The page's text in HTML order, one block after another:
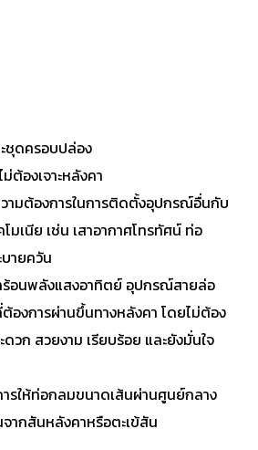
ชุดครอบปล่อง
ต้องเจาะหลังคา
ามต้องการในการติดตั้งอุปกรณ์อื่นกับ
มเนีย เช่น เสาอากาศโทรทัศน์ ท่อ
บายควัน
ร้อนพลังแสงอาทิตย์ อุปกรณ์สายล่อ
งการผ่านขึ้นทางหลังคา โดยไม่ต้อง
ดวก สวยงาม เรียบร้อย และยังมั่นใจ
รให้ท่อกลมขนาดเส้นผ่านศูนย์กลาง
ากสันหลังคาหรือตะเข้สัน